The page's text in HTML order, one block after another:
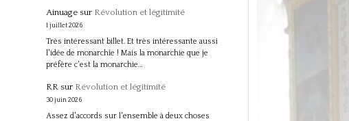
Ainuagesur Révolution et légitimité
1 juillet 2026
Très intéressant billet. Et très intéressante aussi
l'idée de monarchie ! Mais la monarchie que je
préfère c'est la monarchie…
RRsur Révolution et légitimité
30 juin 2026
Assez d'accords sur l'ensemble à deux choses